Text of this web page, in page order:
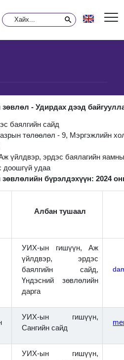
- Удирдах дээд
баялгийн сайд
төлөөлөл - 9, Мэргэжлийн
үйлдвэр, эрдэс баялагийн
доошгүй удаа
бүрэлдэхүүн: 2024
Албан тушаал
УИХ-ын гишүүн, Аж
үйлдвэр, эрдэс
баялгийн сайд,
Үндэсний зөвлөлийн
дарга
УИХ-ын гишүүн,
Сангийн сайд
УИХ-ын гишүүн,